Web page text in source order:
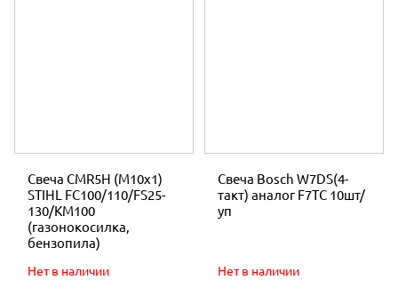
Свеча CMR5H (М10х1)
STIHL FC100/110/FS25-
130/KM100
(газонокосилка,
бензопила)
Нет в наличии
Свеча Bosch W7DS(4-
такт) аналог F7TС 10шт/
уп
Нет в наличии